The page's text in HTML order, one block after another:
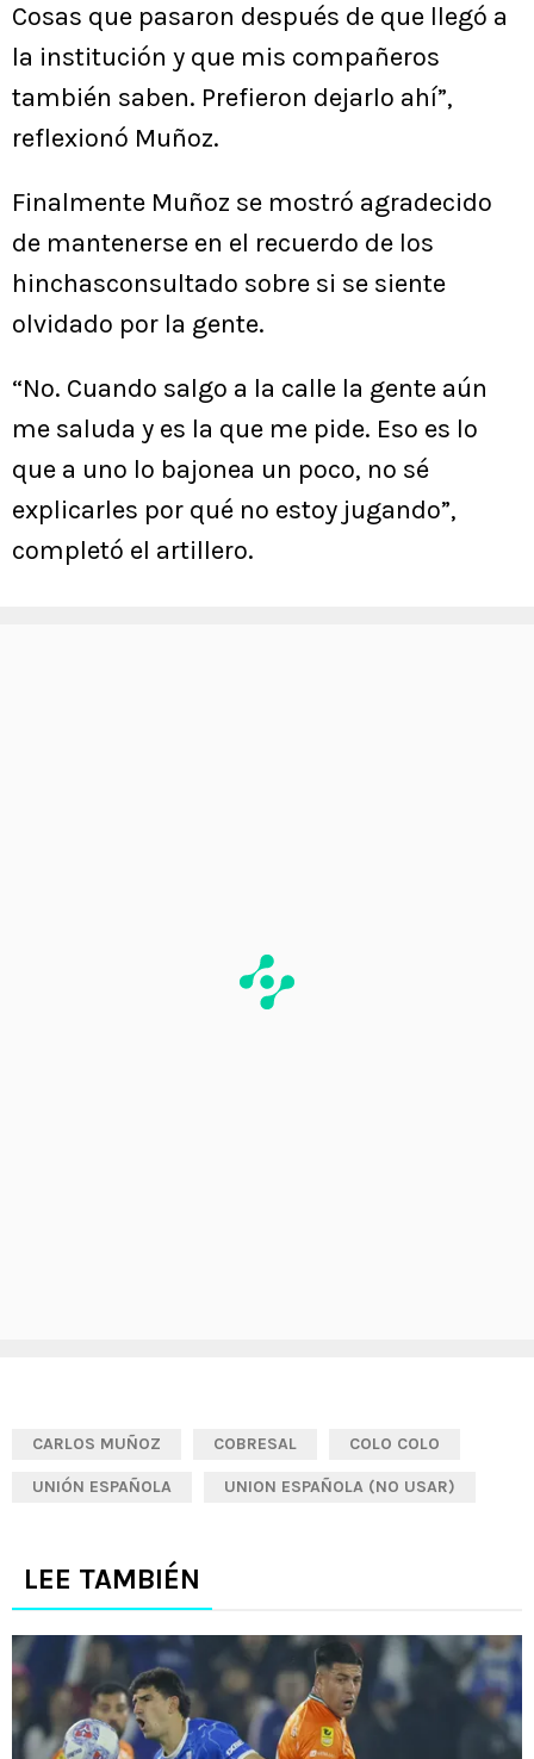
Cosas que pasaron después de que llegó a
la institución y que mis compañeros
también saben. Prefieron dejarlo ahí”,
reflexionó Muñoz.
Finalmente Muñoz se mostró agradecido
de mantenerse en el recuerdo de los
hinchasconsultado sobre si se siente
olvidado por la gente.
“No. Cuando salgo a la calle la gente aún
me saluda y es la que me pide. Eso es lo
que a uno lo bajonea un poco, no sé
explicarles por qué no estoy jugando”,
completó el artillero.
CARLOS MUÑOZ COBRESAL COLO COLO
UNIÓN ESPAÑOLA UNION ESPAÑOLA (NO USAR)
LEE TAMBIÉN